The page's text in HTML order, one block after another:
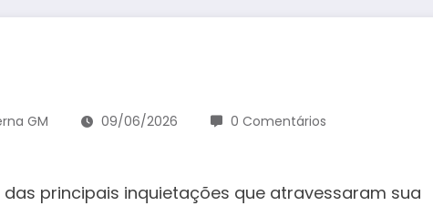
GM 09/06/2026 0 Comentários
principais inquietações que atravessaram sua